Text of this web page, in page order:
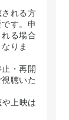
される方
す。申
る場合
りま
・再開
聴いた
上映は